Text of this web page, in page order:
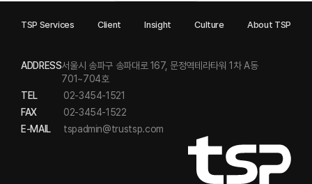
TSP Services Client Insight Culture About TSP
ADDRESS서울시 송파구 송파대로 167, 문정역테라타워 1차 A동
701~704호
TEL
02-3454-1521
FAX
02-3454-1522
E-MAIL
tspadmin@trustsp.com